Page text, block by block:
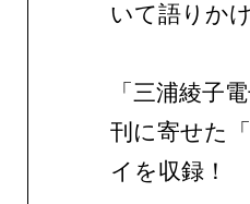
いて語りか
「三浦綾子
刊に寄せた
イを収録！